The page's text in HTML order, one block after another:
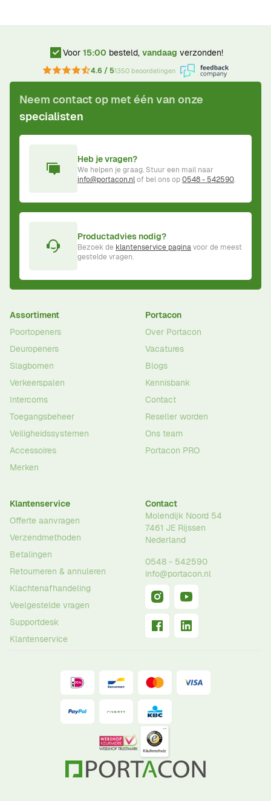
Voor 15:00 besteld, vandaag verzonden!
4.6 / 51350 beoordelingen
Neem contact op met één van onze
specialisten
Heb je vragen?
We helpen je graag. Stuur een mail naar
info@portacon.nlof bel ons op0548 - 542590.
Productadvies nodig?
Bezoek de klantenservice paginavoor de meest
gestelde vragen.
Assortiment
Poortopeners
Deuropeners
Slagbomen
Verkeerspalen
Intercoms
Toegangsbeheer
Veiligheidssystemen
Accessoires
Merken
Portacon
Over Portacon
Vacatures
Blogs
Kennisbank
Contact
Reseller worden
Ons team
Portacon PRO
Klantenservice
Offerte aanvragen
Verzendmethoden
Betalingen
Retourneren & annuleren
Klachtenafhandeling
Veelgestelde vragen
Supportdesk
Klantenservice
Contact
Molendijk Noord 54
7461 JE Rijssen
Nederland
0548 - 542590
info@portacon.nl